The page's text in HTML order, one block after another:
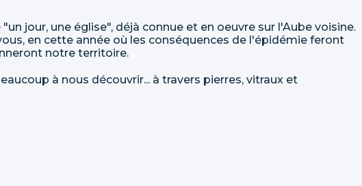
jour, une église", déjà connue et en oeuvre sur l'Aube voisine.
en cette année où les conséquences de l'épidémie feront
notre territoire.
à nous découvrir... à travers pierres, vitraux et